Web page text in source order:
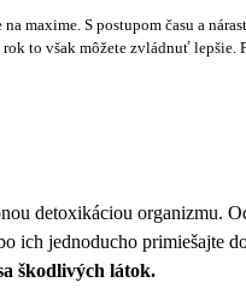
maxime. S postupom času a
to však môžete zvládnuť lepšie.
detoxikáciou organizmu.
ich jednoducho
škodlivých látok.